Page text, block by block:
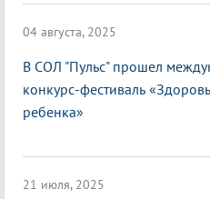
04 августа, 2025
В СОЛ "Пульс" прошел
конкурс-фестиваль
ребенка»
21 июля, 2025